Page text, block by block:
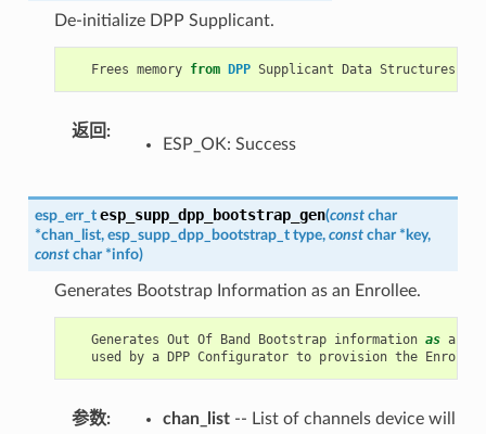
De-initialize DPP Supplicant.
Frees memory from DPP Supplicant Data Structures
返回 :
ESP_OK: Success
esp_err_t esp_supp_dpp_bootstrap_gen(const char
*chan_list, esp_supp_dpp_bootstrap_t type, const char * key,
const char *info)
Generates Bootstrap Information as an Enrollee.
Generates Out Of Band Bootstrap information as an
used
by a DPP Configurator to provision the Enrollee
参数: chan_list-- List of channels device will